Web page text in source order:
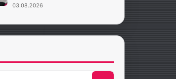
03.08.2026